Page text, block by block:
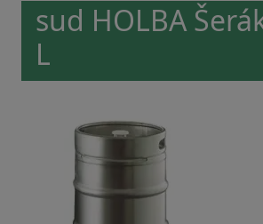
sud HOLBA
L